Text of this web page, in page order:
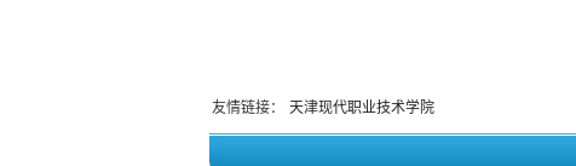
友情链接： 天津现代职业技术学院